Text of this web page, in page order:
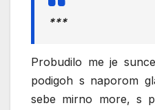
***
Probudilo me je
podigoh s naporom
sebe mirno more, s